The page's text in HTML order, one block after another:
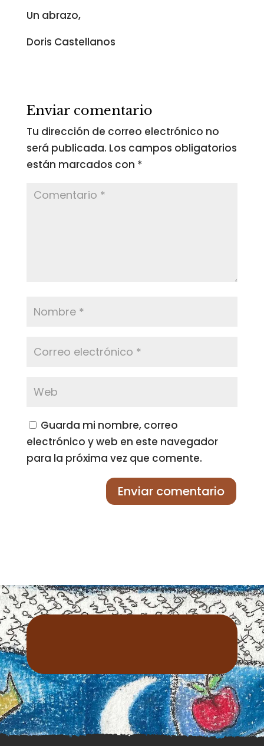
Un abrazo,
Doris Castellanos
Enviar comentario
Tu dirección de correo electrónico no
será publicada. Los campos obligatorios
están marcados con *
Guarda mi nombre, correo
electrónico y web en este navegador
para la próxima vez que comente.